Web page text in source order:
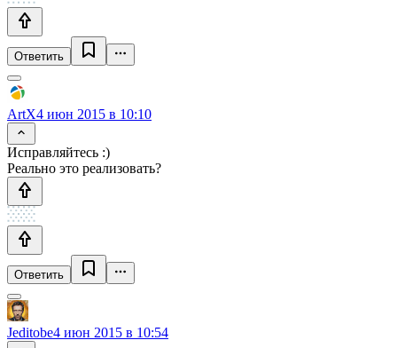
Ответить
ArtX4 июн 2015 в 10:10
Исправляйтесь :)
Реально это реализовать?
Ответить
Jeditobe4 июн 2015 в 10:54